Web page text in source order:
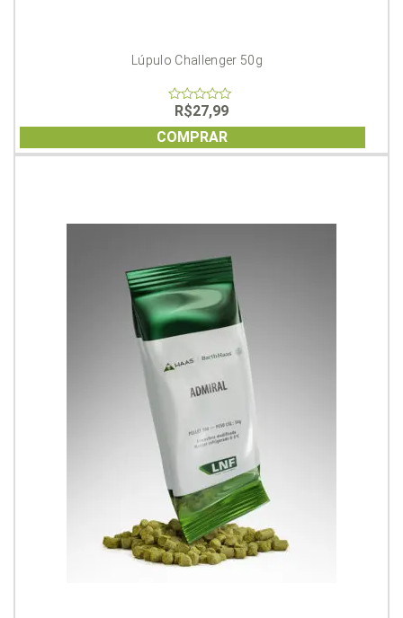
Lúpulo Challenger 50g
of
5
R$27,99
COMPRAR